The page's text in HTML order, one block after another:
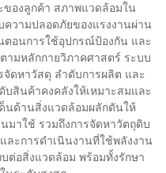
ของลูกค้า สภาพแวดล้อมใน
วามปลอดภัยของแรงงานผ่าน
อนการใช้อุปกรณ์ป้องกัน และ
ามหลักกายวิภาคศาสตร์ ระบบ
ดหาวัสดุ ลำดับการผลิต และ
สินค้าคงคลังให้เหมาะสมและ
นด้านสิ่งแวดล้อมผลักดันให้
มาใช้ รวมถึงการจัดหาวัตถุดิบ
ละการดำเนินงานที่ใช้พลังงาน
ต่อสิ่งแวดล้อม พร้อมทั้งรักษา